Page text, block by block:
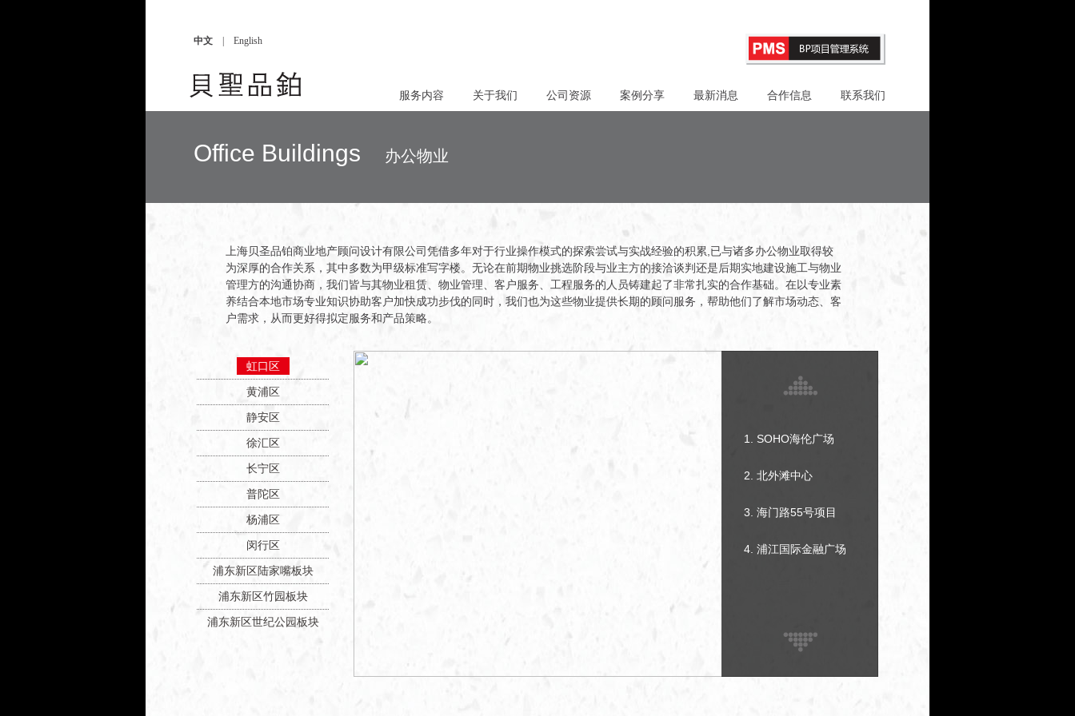
中文 English
服务内容 关于我们 公司资源 案例分享 最新消息 合作信息 联系我们
Office Buildings 办公物业
上海贝圣品铂商业地产顾问设计有限公司凭借多年对于行业操作模式的探索尝试与实战经验的积累,已与诸多办公物业取得较
为深厚的合作关系，其中多数为甲级标准写字楼。无论在前期物业挑选阶段与业主方的接洽谈判还是后期实地建设施工与物业
管理方的沟通协商，我们皆与其物业租赁、物业管理、客户服务、工程服务的人员铸建起了非常扎实的合作基础。在以专业素
养结合本地市场专业知识协助客户加快成功步伐的同时，我们也为这些物业提供长期的顾问服务，帮助他们了解市场动态、客
户需求，从而更好得拟定服务和产品策略。
虹口区
黄浦区
静安区
徐汇区
长宁区
普陀区
杨浦区
闵行区
浦东新区陆家嘴板块
浦东新区竹园板块
浦东新区世纪公园板块
1. SOHO海伦广场
2. 北外滩中心
3. 海门路55号项目
4. 浦江国际金融广场